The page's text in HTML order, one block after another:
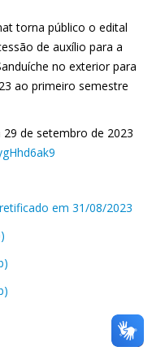
torna público o edital
de auxílio para a
no exterior para
ao primeiro semestre
de setembro de 2023
em 31/08/2023